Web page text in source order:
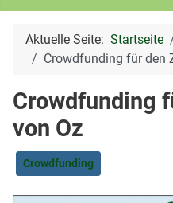
Aktuelle Seite: Startseite
Crowdfunding für den
Crowdfunding
von Oz
Crowdfunding